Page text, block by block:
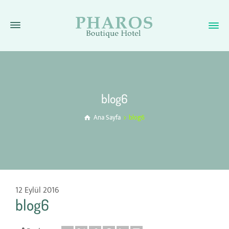
blog6
Ana Sayfa blog6
12 Eylül 2016
blog6